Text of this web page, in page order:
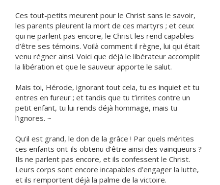
Ces tout-petits meurent pour le Christ sans le savoir,
les parents pleurent la mort de ces martyrs ; et ceux
qui ne parlent pas encore, le Christ les rend capables
d’être ses témoins. Voilà comment il règne, lui qui était
venu régner ainsi. Voici que déjà le libérateur accomplit
la libération et que le sauveur apporte le salut.
Mais toi, Hérode, ignorant tout cela, tu es inquiet et tu
entres en fureur ; et tandis que tu t’irrites contre un
petit enfant, tu lui rends déjà hommage, mais tu
l’ignores. ~
Qu’il est grand, le don de la grâce ! Par quels mérites
ces enfants ont-ils obtenu d’être ainsi des vainqueurs ?
Ils ne parlent pas encore, et ils confessent le Christ.
Leurs corps sont encore incapables d’engager la lutte,
et ils remportent déjà la palme de la victoire.